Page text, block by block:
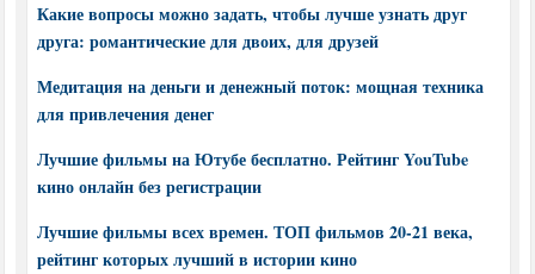
Какие вопросы можно задать, чтобы лучше узнать друг
друга: романтические для двоих, для друзей
Медитация на деньги и денежный поток: мощная техника
для привлечения денег
Лучшие фильмы на Ютубе бесплатно. Рейтинг YouTube
кино онлайн без регистрации
Лучшие фильмы всех времен. ТОП фильмов 20-21 века,
рейтинг которых лучший в истории кино